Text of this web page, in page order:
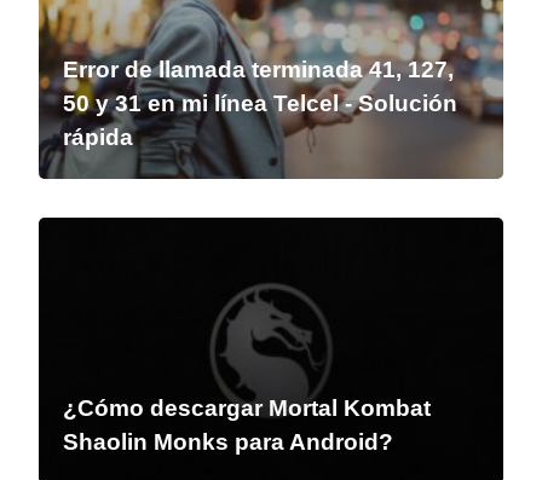
Error de llamada terminada 41, 127,
50 y 31 en mi línea Telcel - Solución
rápida
¿Cómo descargar Mortal Kombat
Shaolin Monks para Android?